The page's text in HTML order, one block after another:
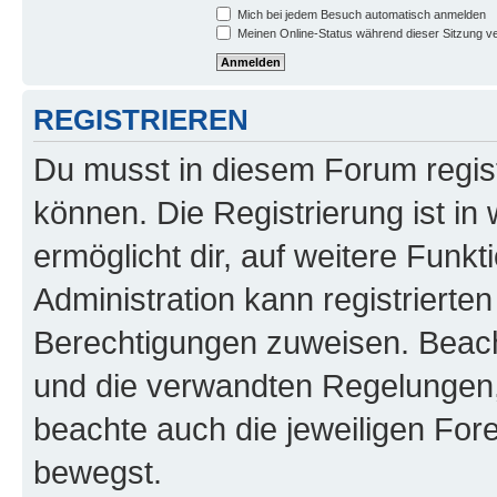
Mich bei jedem Besuch automatisch anmelden
Meinen Online-Status während dieser Sitzung
REGISTRIEREN
Du musst in diesem Forum
können. Die Registrierung ist in
ermöglicht dir, auf weitere
Administration kann
Berechtigungen zuweisen.
und die verwandten
beachte auch die jeweiligen
bewegst.